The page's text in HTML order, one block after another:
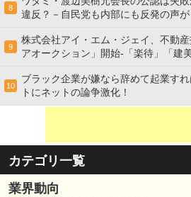
8
違反？－自民党も内部にも反発の声が
9
株式会社アイ・エム・ジェイ、不動
アオークション」開始-「楽待」「建
10
ブラック企業が嫌なら辞めて起業す
トにネットの論争激化！
カテゴリ一覧
業界動向